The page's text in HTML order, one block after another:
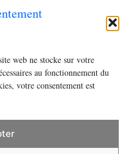
web ne stocke sur votre
au fonctionnement du
votre consentement est
pour rester éveillé (ou
le livre dès
à écrireen cadeau